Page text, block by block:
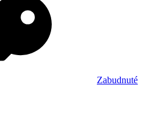
Zabudnuté